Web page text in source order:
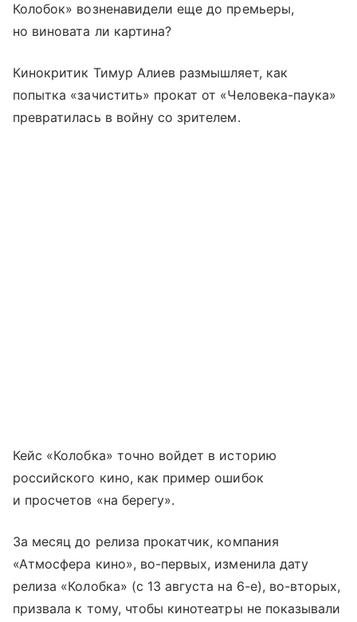
Колобок» возненавидели еще до премьеры,
но виновата ли картина?
Кинокритик Тимур Алиев размышляет, как
попытка «зачистить» прокат от «Человека-паука»
превратилась в войну со зрителем.
Кейс «Колобка» точно войдет в историю
российского кино, как пример ошибок
и просчетов «на берегу».
За месяц до релиза прокатчик, компания
«Атмосфера кино», во-первых, изменила дату
релиза «Колобка» (с 13 августа на 6-е), во-вторых,
призвала к тому, чтобы кинотеатры не показывали